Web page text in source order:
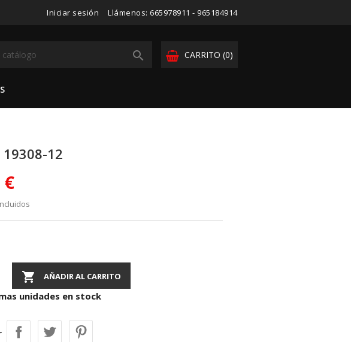
Iniciar sesión Llámenos: 665978911 - 965184914
CARRITO (0)

19308-12
€
 AÑADIR AL CARRITO
unidades en stock